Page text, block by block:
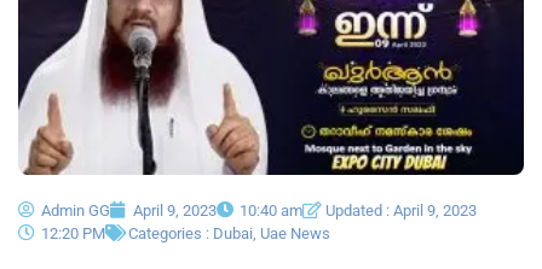
Admin GG April 9, 2023 10:40 am
Updated : April 9, 2023
12:20 PM
Categories : Dubai Uae News